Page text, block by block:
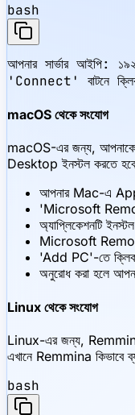
bash
আপনার সার্ভার আইপি:
'Connect' বাটনে
macOS থেকে সংযোগ
macOS-এর জন্য,
Desktop ইনস্টল করতে
আপনার Mac-এ
'Microsoft
অ্যাপ্লিকেশনটি
Microsoft
'Add PC'-তে ক্লিক
অনুরোধ করা হলে
Linux থেকে সংযোগ
Linux-এর জন্য,
এখানে Remmina কিভাবে
bash